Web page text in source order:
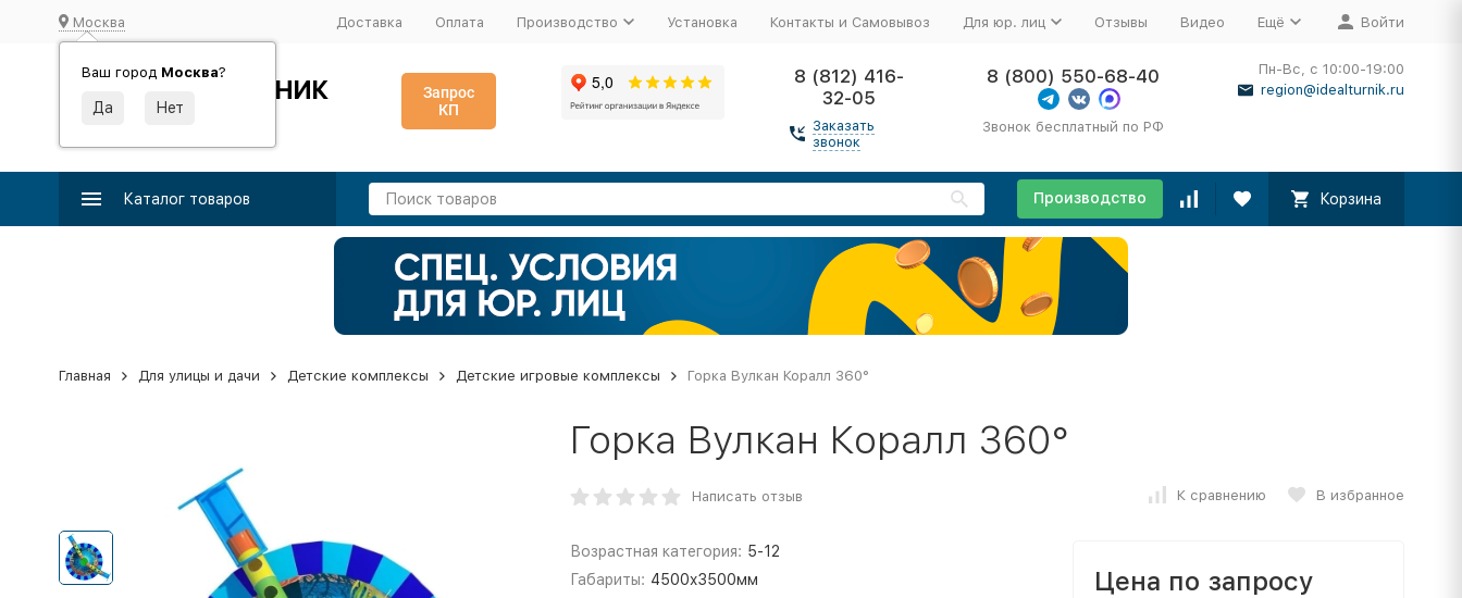
Москва
Ваш город Москва?
Доставка Оплата Производство Установка Контакты и Самовывоз Для юр. лиц Отзывы Видео Ещё Войти
ИДЕАЛЬНЫЙ ТУРНИК
Производство и поставка спортивного оборудования
Запрос
КП
8 (812) 416-
32-05
Заказать
звонок
8 (800) 550-68-40
Звонок бесплатный по РФ
Пн-Вс, с 10:00-19:00
region@idealturnik.ru
Каталог товаров Производство Корзина
Главная Для улицы и дачи Детские комплексы Детские игровые комплексы Горка Вулкан Коралл 360°
Горка Вулкан Коралл 360°
Написать отзыв К сравнению В избранное
Возрастная категория: 5-12
Габариты: 4500x3500мм
Цена по запросу